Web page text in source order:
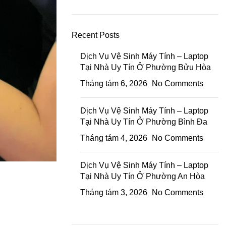
Recent Posts
Dịch Vụ Vệ Sinh Máy Tính – Laptop
Tại Nhà Uy Tín Ở Phường Bửu Hòa
Tháng tám 6, 2026
No Comments
Dịch Vụ Vệ Sinh Máy Tính – Laptop
Tại Nhà Uy Tín Ở Phường Bình Đa
Tháng tám 4, 2026
No Comments
Dịch Vụ Vệ Sinh Máy Tính – Laptop
Tại Nhà Uy Tín Ở Phường An Hòa
Tháng tám 3, 2026
No Comments